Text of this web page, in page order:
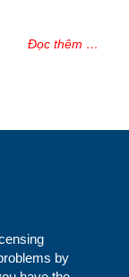
Đọc thêm …
by